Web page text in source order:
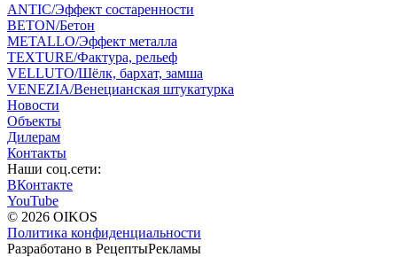
ANTIC/Эффект состаренности
BETON/Бетон
METALLO/Эффект металла
TEXTURE/Фактура, рельеф
VELLUTO/Шёлк, бархат, замша
VENEZIA/Венецианская штукатурка
Новости
Объекты
Дилерам
Контакты
Наши соц.сети:
ВКонтакте
YouTube
© 2026 OIKOS
Политика конфиденциальности
Разработано в РецептыРекламы